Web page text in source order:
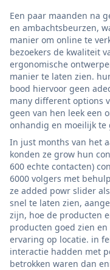
Een paar maanden na
en ambachtsbeurzen,
manier om online te
bezoekers de kwaliteit
ergonomische
manier te laten zien.
bood hiervoor geen
many different options
geen van hen leek een
onhandig en moeilijk te
In just months van het
konden ze grow hun
600 echte contacten)
6000 volgers met
ze added powr slider
snel te laten zien,
zijn, hoe de producten
producten goed zien
ervaring op locatie. in
interactie hadden met
betrokken waren dan